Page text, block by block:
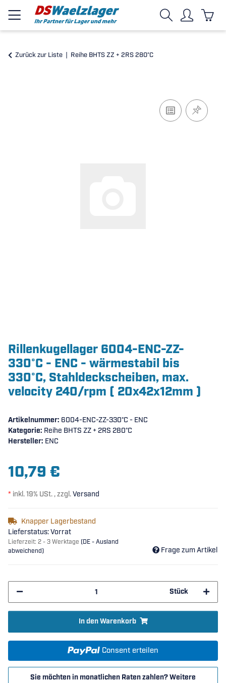
Zurück zur Liste Reihe BHTS ZZ + 2RS 280°C
Rillenkugellager 6004-ENC-ZZ-
330°C - ENC - wärmestabil bis
330°C, Stahldeckscheiben, max.
velocity 240/rpm ( 20x42x12mm )
Artikelnummer: 6004-ENC-ZZ-330°C - ENC
Kategorie: Reihe BHTS ZZ + 2RS 280°C
Hersteller: ENC
10,79 €
* inkl. 19% USt. , zzgl.Versand
Knapper Lagerbestand
Lieferstatus: Vorrat
Lieferzeit: 2 - 3 Werktage (DE - Ausland
abweichend)
Frage zum Artikel
Stück
In den Warenkorb
Consent erteilen
Sie möchten in monatlichen Raten zahlen?Weitere